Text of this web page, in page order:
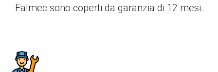
Falmec sono coperti da garanzia di 12 mesi.